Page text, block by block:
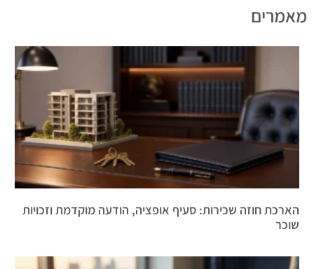
מאמרים
הארכת חוזה שכירות: סעיף אופציה, הודעה מוקדמת וזכויות
שוכר